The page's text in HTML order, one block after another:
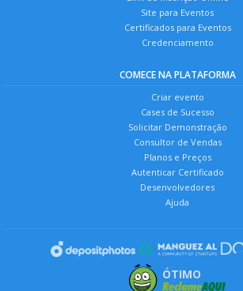
Site para Eventos
Certificados para Eventos
Credenciamento
COMECE NA PLATAFORMA
Criar evento
Cases de Sucesso
Solicitar Demonstração
Consultor de Vendas
Planos e Preços
Autenticar Certificado
Desenvolvedores
Ajuda
ÓTIMO